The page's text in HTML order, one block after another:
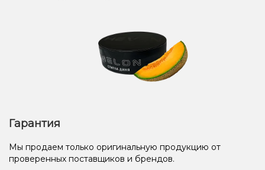
Гарантия
Мы продаем только оригинальную продукцию от
проверенных поставщиков и брендов.